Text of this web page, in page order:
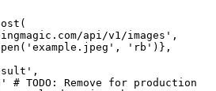
api/v1/images',
'rb')},
# TODO: Remove for production